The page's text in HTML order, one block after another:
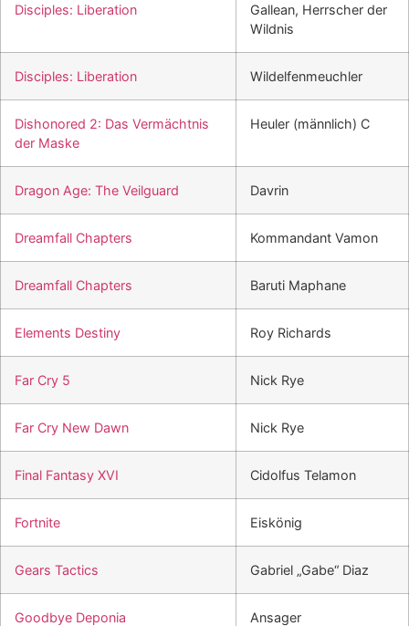
Disciples: Liberation
Gallean, Herrscher der
Wildnis
Disciples: Liberation Wildelfenmeuchler
Dishonored 2: Das Vermächtnis
der Maske
Heuler (männlich) C
Dragon Age: The Veilguard Davrin
Dreamfall Chapters Kommandant Vamon
Dreamfall Chapters Baruti Maphane
Elements Destiny Roy Richards
Far Cry 5 Nick Rye
Far Cry New Dawn Nick Rye
Final Fantasy XVI Cidolfus Telamon
Fortnite Eiskönig
Gears Tactics Gabriel „Gabe“ Diaz
Goodbye Deponia Ansager